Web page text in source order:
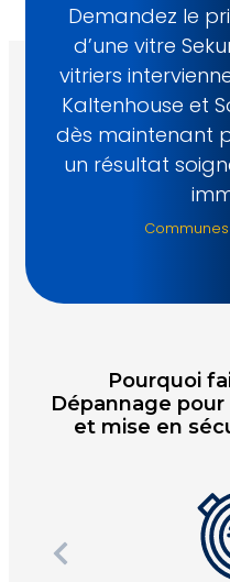
Demandez le
d’une vitre
vitriers
Kaltenhouse et
dès maintenant
un résultat
Pourquoi
Dépannage
et mise en